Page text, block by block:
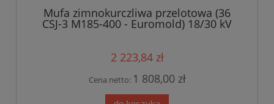
Mufa zimnokurczliwa przelotowa (36
CSJ-3 M185-400 - Euromold) 18/30 kV
2 223,84 zł
Cena netto: 1 808,00 zł